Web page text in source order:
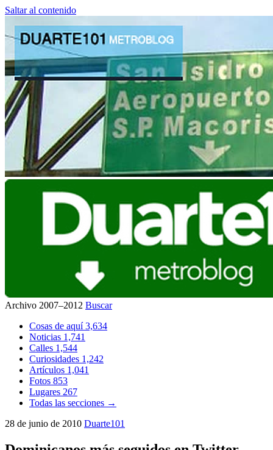
Saltar al contenido
Archivo 2007–2012 Buscar
Cosas de aquí3,634
Noticias 1,741
Calles 1,544
Curiosidades 1,242
Artículos 1,041
Fotos 853
Lugares 267
Todas las secciones →
28 de junio de 2010 Duarte101